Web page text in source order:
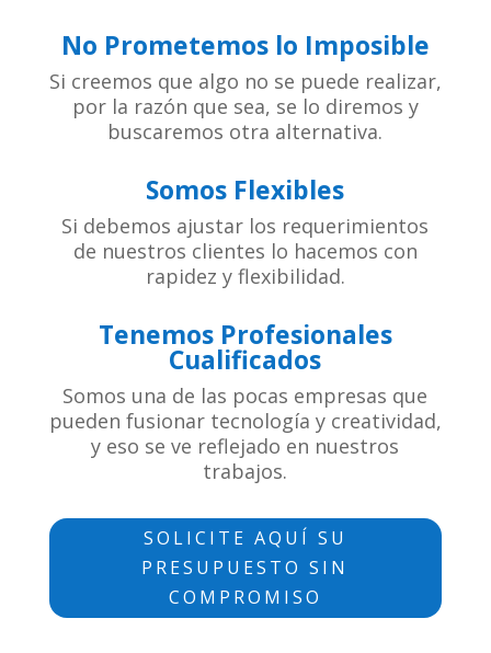
No Prometemos lo Imposible
Si creemos que algo no se puede realizar,
por la razón que sea, se lo diremos y
buscaremos otra alternativa.
Somos Flexibles
Si debemos ajustar los requerimientos
de nuestros clientes lo hacemos con
rapidez y flexibilidad.
Tenemos Profesionales
Cualificados
Somos una de las pocas empresas que
pueden fusionar tecnología y creatividad,
y eso se ve reflejado en nuestros
trabajos.
SOLICITE AQUÍ SU
PRESUPUESTO SIN
COMPROMISO